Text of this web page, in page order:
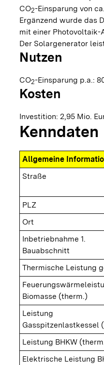
CO2-Einsparung von
Ergänzend wurde das
mit einer Photovoltaik-
Der Solargenerator
Nutzen
CO2-Einsparung p.a.:
Kosten
Investition: 2,95 Mio.
Kenndaten
Allgemeine
Straße
PLZ
Ort
Inbetriebnahme 1.
Bauabschnitt
Thermische Leistung
Biomasse (therm.)
Leistung
Gasspitzenlastkessel
Leistung BHKW
Elektrische Leistung